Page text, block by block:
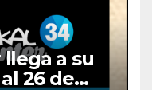
a su
26 de